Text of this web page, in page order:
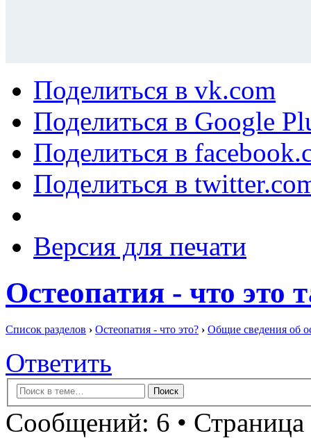
Поделиться в vk.com
Поделиться в Google
Поделиться в
Поделиться в
Версия для печати
Остеопатия - что это
Список разделов › Остеопатия - что это? › Общие сведения об
Ответить
Сообщений: 6 • Страница